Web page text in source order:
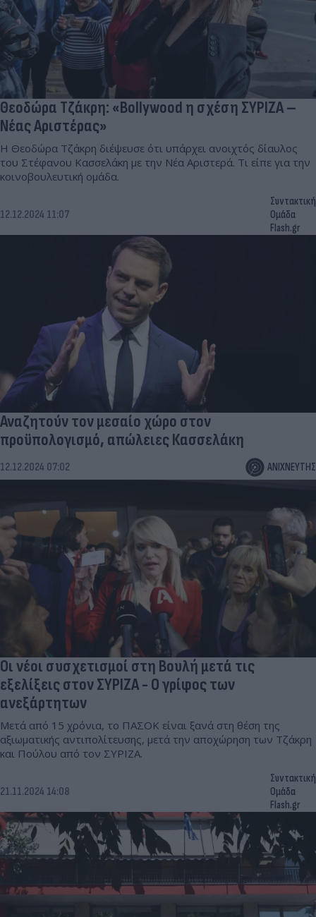
Θεοδώρα Τζάκρη: «Bollywood η σχέση ΣΥΡΙΖΑ –
Νέας Αριστέρας»
Η Θεοδώρα Τζάκρη διέψευσε ότι υπάρχει ανοιχτός δίαυλος
του Στέφανου Κασσελάκη με την Νέα Αριστερά. Τι είπε για την
κοινοβουλευτική ομάδα.
12.12.2024 11:07
Συντακτική
Ομάδα
Flash.gr
Αναζητούν τον μεσαίο χώρο στον
προϋπολογισμό, απώλειες Κασσελάκη
12.12.2024 07:02 ΑΝΙΧΝΕΥΤΗΣ
Οι νέοι συσχετισμοί στη Βουλή μετά τις
εξελίξεις στον ΣΥΡΙΖΑ - Ο γρίφος των
ανεξάρτητων
Μετά από 15 χρόνια, το ΠΑΣΟΚ είναι ξανά στη θέση της
αξιωματικής αντιπολίτευσης, μετά την αποχώρηση των Τζάκρη
και Πούλου από τον ΣΥΡΙΖΑ.
21.11.2024 14:08
Συντακτική
Ομάδα
Flash.gr